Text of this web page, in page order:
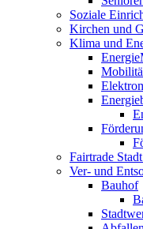
Soziale
Kirchen und
Klima und
Fairtrade
Ver- und
Bauhof